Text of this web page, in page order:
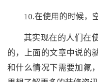
10.在使用的时候，
其实现在的人们在
的，上面的文章中说的
和什么情况下需要加氟